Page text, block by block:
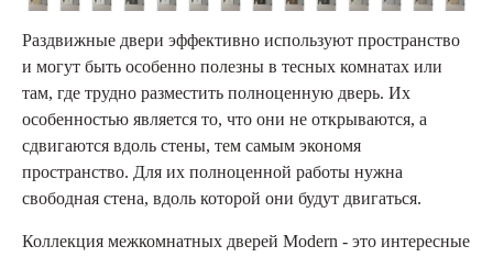
Раздвижные двери эффективно используют пространство
и могут быть особенно полезны в тесных комнатах или
там, где трудно разместить полноценную дверь. Их
особенностью является то, что они не открываются, а
сдвигаются вдоль стены, тем самым экономя
пространство. Для их полноценной работы нужна
свободная стена, вдоль которой они будут двигаться.
Коллекция межкомнатных дверей Modern - это интересные